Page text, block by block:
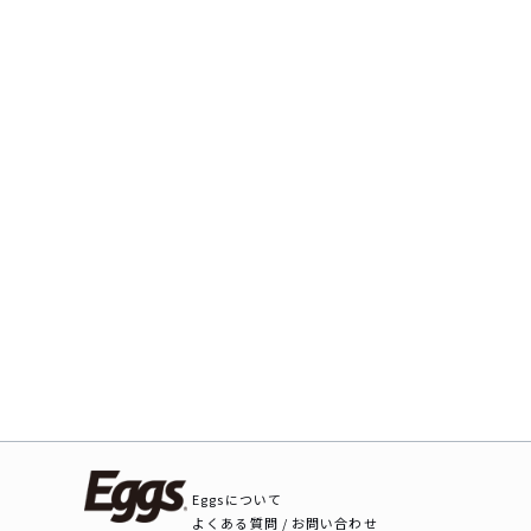
Eggsについて
よくある質問 / お問い合わせ